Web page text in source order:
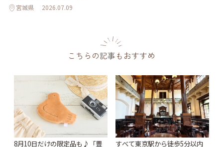
宮城県 2026.07.09
こちらの記事もおすすめ
8月10日だけの限定品も♪「豊
すべて東京駅から徒歩5分以内